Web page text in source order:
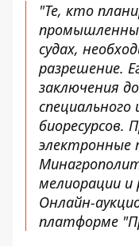
"Те, кто
судах,
разрешение.
заключения
специального
биоресурсов.
электронные
мелиорации и
Онлайн-
платформе